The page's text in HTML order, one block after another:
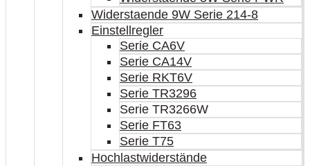
Widerstaende 9W Serie 214-8
Einstellregler
Serie CA6V
Serie CA14V
Serie RKT6V
Serie TR3296
Serie TR3266W
Serie FT63
Serie T75
Hochlastwiderstände